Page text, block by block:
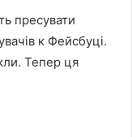
пресувати
к Фейсбуці.
Тепер ця